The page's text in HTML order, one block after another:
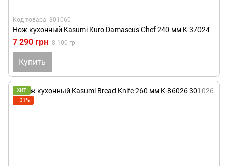
Код товара: 301060
Нож кухонный Kasumi Kuro Damascus Chef 240 мм K-37024
7 290 грн 8 100 грн
Купить
ХИТ
−31%